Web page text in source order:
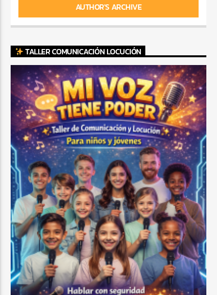
AUTHOR'S ARCHIVE
TALLER COMUNICACIÓN LOCUCIÓN